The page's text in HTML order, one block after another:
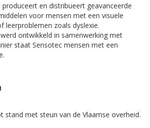
en distribueert geavanceerde
voor mensen met een visuele
leerproblemen zoals dyslexie.
ontwikkeld in samenwerking met
staat Sensotec mensen met een
stand met steun van de Vlaamse overheid.